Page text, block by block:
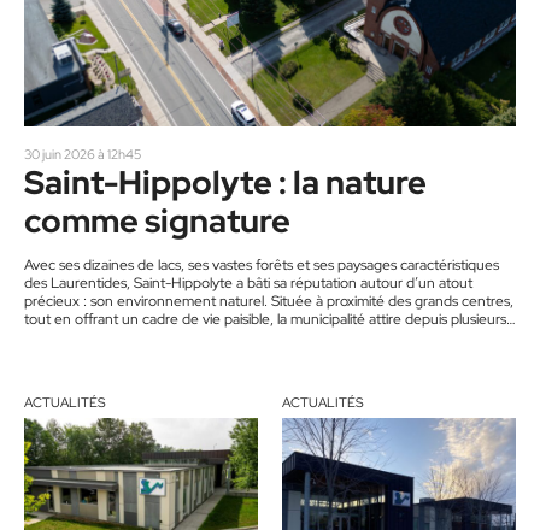
30 juin 2026 à 12h45
Saint-Hippolyte : la nature
comme signature
Avec ses dizaines de lacs, ses vastes forêts et ses paysages caractéristiques
des Laurentides, Saint-Hippolyte a bâti sa réputation autour d’un atout
précieux : son environnement naturel. Située à proximité des grands centres,
tout en offrant un cadre de vie paisible, la municipalité attire depuis plusieurs
ACTUALITÉS ACTUALITÉS